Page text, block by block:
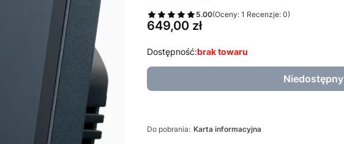
5.00(Oceny: 1 Recenzje: 0)
Cena
649,00 zł
Dostępność:brak towaru
Niedostępny
Do pobrania: Karta informacyjna